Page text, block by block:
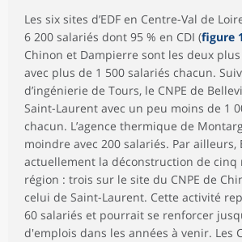
Les six sites d’EDF en Centre-Val de
6 200 salariés dont 95 % en CDI (figure 1
Chinon et Dampierre sont les deux
avec plus de 1 500 salariés chacun.
d’ingénierie de Tours, le CNPE de
Saint-Laurent avec un peu moins de 1
chacun. L’agence thermique de
moindre avec 200 salariés. Par ailleurs,
actuellement la déconstruction de cinq
région : trois sur le site du CNPE de
celui de Saint-Laurent. Cette activité
60 salariés et pourrait se renforcer
d'emplois dans les années à venir. Les